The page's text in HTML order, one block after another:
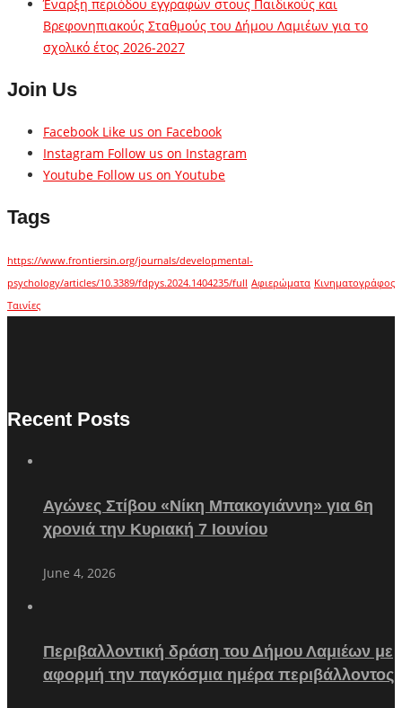
Έναρξη περιόδου εγγραφών στους Παιδικούς και
Βρεφονηπιακούς Σταθμούς του Δήμου Λαμιέων για το
σχολικό έτος 2026-2027
Join Us
Facebook Like us on Facebook
Instagram Follow us on Instagram
Youtube Follow us on Youtube
Tags
https://www.frontiersin.org/journals/developmental-
psychology/articles/10.3389/fdpys.2024.1404235/full Αφιερώματα Κινηματογράφος
Ταινίες
Recent Posts
Αγώνες Στίβου «Νίκη Μπακογιάννη» για 6η
χρονιά την Κυριακή 7 Ιουνίου
June 4, 2026
Περιβαλλοντική δράση του Δήμου Λαμιέων με
αφορμή την παγκόσμια ημέρα περιβάλλοντος